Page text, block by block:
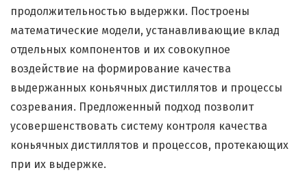
продолжительностью выдержки. Построены
математические модели, устанавливающие вклад
отдельных компонентов и их совокупное
воздействие на формирование качества
выдержанных коньячных дистиллятов и процессы
созревания. Предложенный подход позволит
усовершенствовать систему контроля качества
коньячных дистиллятов и процессов, протекающих
при их выдержке.